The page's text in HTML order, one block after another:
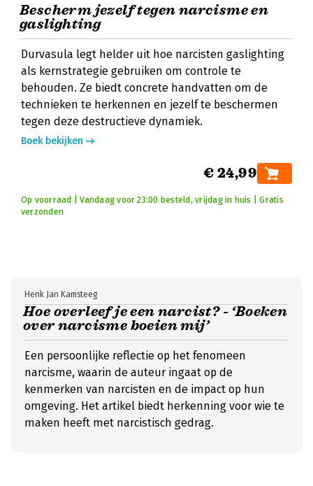
Bescherm jezelf tegen narcisme en
gaslighting
Durvasula legt helder uit hoe narcisten gaslighting
als kernstrategie gebruiken om controle te
behouden. Ze biedt concrete handvatten om de
technieken te herkennen en jezelf te beschermen
tegen deze destructieve dynamiek.
Boek bekijken
€ 24,99
Op voorraad | Vandaag voor 23:00 besteld, vrijdag in huis | Gratis
verzonden
Hoe overleef je een narcist? - ‘Boeken
over narcisme boeien mij’
Henk Jan Kamsteeg
Een persoonlijke reflectie op het fenomeen
narcisme, waarin de auteur ingaat op de
kenmerken van narcisten en de impact op hun
omgeving. Het artikel biedt herkenning voor wie te
maken heeft met narcistisch gedrag.